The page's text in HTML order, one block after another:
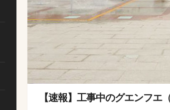
【速報】工事中のグエンフエ